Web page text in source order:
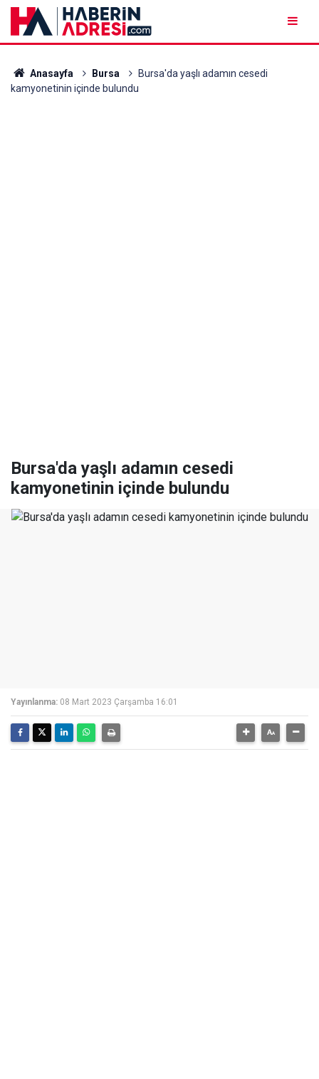
Anasayfa Bursa
Bursa'da yaşlı adamın cesedi
kamyonetinin içinde bulundu
Bursa'da yaşlı adamın cesedi
kamyonetinin içinde bulundu
Yayınlanma: 08 Mart 2023 Çarşamba 16:01